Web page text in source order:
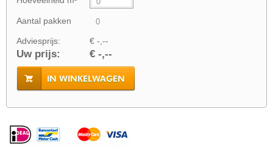
Aantal pakken
Adviesprijs: € -,--
Uw prijs: € -,--
IN WINKELWAGEN